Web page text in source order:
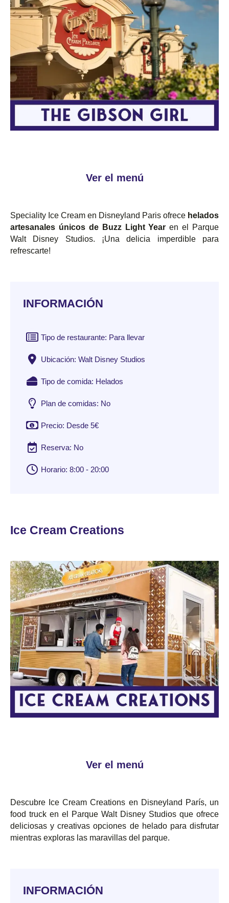
Ver el menú
Speciality Ice Cream en Disneyland Paris ofrece helados
artesanales únicos de Buzz Light Year en el Parque
Walt Disney Studios. ¡Una delicia imperdible para
refrescarte!
INFORMACIÓN
Tipo de restaurante: Para llevar
Ubicación: Walt Disney Studios
Tipo de comida: Helados
Plan de comidas: No
Precio: Desde 5€
Reserva: No
Horario: 8:00 - 20:00
Ice Cream Creations
Ver el menú
Descubre Ice Cream Creations en Disneyland París, un
food truck en el Parque Walt Disney Studios que ofrece
deliciosas y creativas opciones de helado para disfrutar
mientras exploras las maravillas del parque.
INFORMACIÓN